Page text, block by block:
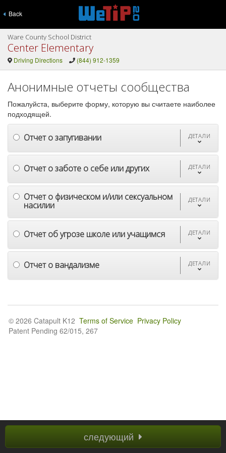
Back
Ware County School District
Center Elementary
Driving Directions (844) 912-1359
Анонимные отчеты сообщества
Пожалуйста, выберите форму, которую вы считаете наиболее
подходящей.
Отчет о запугивании ДЕТАЛИ
Отчет о заботе о себе или других ДЕТАЛИ
Отчет о физическом и/или сексуальном
насилии
ДЕТАЛИ
Отчет об угрозе школе или учащимся ДЕТАЛИ
Отчет о вандализме ДЕТАЛИ
следующий
© 2026 Catapult K12 Terms of Service Privacy Policy
Patent Pending 62/015, 267